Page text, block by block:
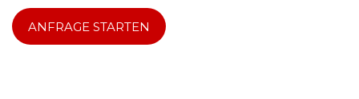
ANFRAGE STARTEN